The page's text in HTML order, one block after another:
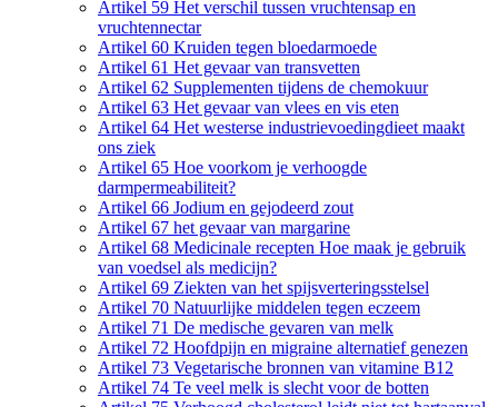
Artikel 59 Het verschil tussen vruchtensap en
vruchtennectar
Artikel 60 Kruiden tegen bloedarmoede
Artikel 61 Het gevaar van transvetten
Artikel 62 Supplementen tijdens de chemokuur
Artikel 63 Het gevaar van vlees en vis eten
Artikel 64 Het westerse industrievoedingdieet maakt
ons ziek
Artikel 65 Hoe voorkom je verhoogde
darmpermeabiliteit?
Artikel 66 Jodium en gejodeerd zout
Artikel 67 het gevaar van margarine
Artikel 68 Medicinale recepten Hoe maak je gebruik
van voedsel als medicijn?
Artikel 69 Ziekten van het spijsverteringsstelsel
Artikel 70 Natuurlijke middelen tegen eczeem
Artikel 71 De medische gevaren van melk
Artikel 72 Hoofdpijn en migraine alternatief genezen
Artikel 73 Vegetarische bronnen van vitamine B12
Artikel 74 Te veel melk is slecht voor de botten